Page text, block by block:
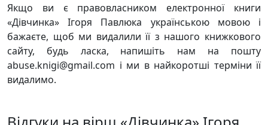
Якщо ви є правовласником електронної книги
«Дівчинка» Ігоря Павлюка українською мовою і
бажаєте, щоб ми видалили її з нашого книжкового
сайту, будь ласка, напишіть нам на пошту
abuse.knigi@gmail.com і ми в найкоротші терміни її
видалимо.